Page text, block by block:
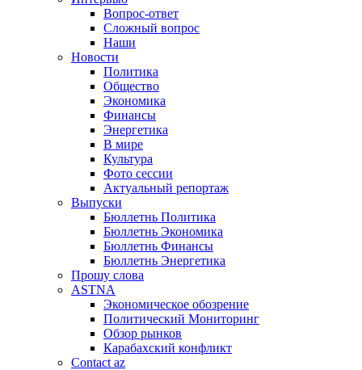
Вопрос-ответ
Сложный вопрос
Наши
Новости
Политика
Общество
Экономика
Финансы
Энергетика
В мире
Культура
Фото сессии
Актуальный репортаж
Выпуски
Бюллетнь Политика
Бюллетнь Экономика
Бюллетнь Финансы
Бюллетнь Энергетика
Прошу слова
ASTNA
Экономическое обозрение
Политический Мониторинг
Обзор рынков
Карабахский конфликт
Contact az